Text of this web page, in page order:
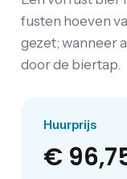
fusten hoeven
gezet; wanneer
door de biertap.
Huurprijs
€